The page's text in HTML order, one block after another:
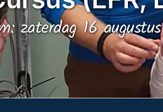
zaterdag 16